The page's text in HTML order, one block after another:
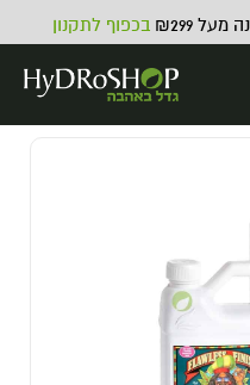
₪299 בכפוף לתקנון